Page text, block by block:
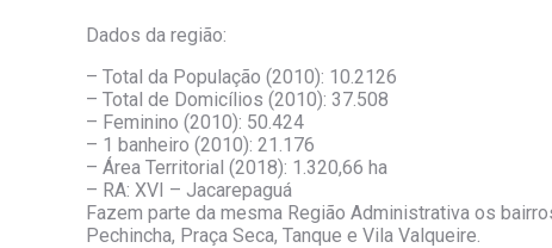
Dados da região:
– Total da População (2010): 10.2126
– Total de Domicílios (2010): 37.508
– Feminino (2010): 50.424
– 1 banheiro (2010): 21.176
– Área Territorial (2018): 1.320,66 ha
– RA: XVI – Jacarepaguá
Fazem parte da mesma Região Administrativa os
Pechincha, Praça Seca, Tanque e Vila Valqueire.